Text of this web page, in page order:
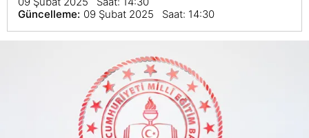
Güncelleme: 09 Şubat 2025 Saat: 14:30